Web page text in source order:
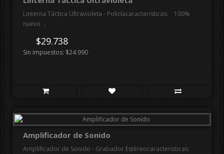
Linterna Táctica Ultravioleta - Policíacaracteristicas: 100%
nuevo ..
$29.738
Sin impuestos: $24.990
Amplificador de Sonido
Amplificador de Sonido - Grabador Estéreocaracteristicas: